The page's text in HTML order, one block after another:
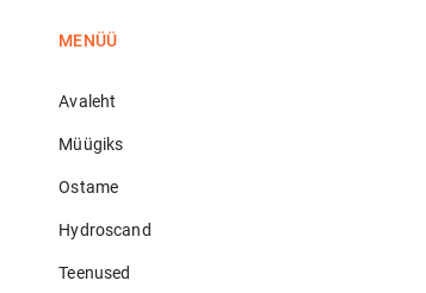
MENÜÜ
Avaleht
Müügiks
Ostame
Hydroscand
Teenused